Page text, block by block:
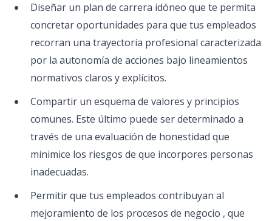
Diseñar un plan de carrera idóneo que te permita
concretar oportunidades para que tus empleados
recorran una trayectoria profesional caracterizada
por la autonomía de acciones bajo lineamientos
normativos claros y explícitos.
Compartir un esquema de valores y principios
comunes. Este último puede ser determinado a
través de una evaluación de honestidad que
minimice los riesgos de que incorpores personas
inadecuadas.
Permitir que tus empleados contribuyan al
mejoramiento de los procesos de negocio , que